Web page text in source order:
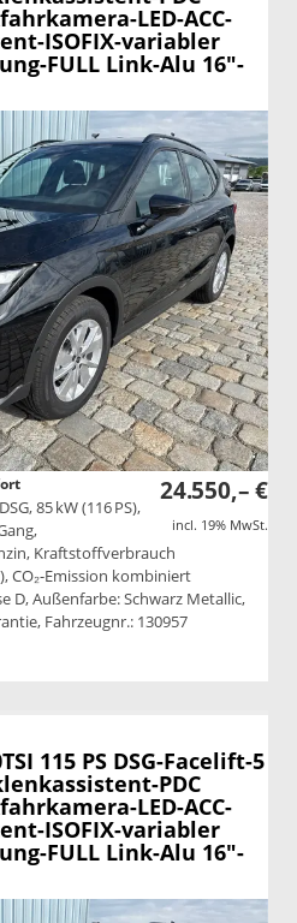
LED-ACC-
ISOFIX-variabler
FULL Link-Alu 16"-
24.550,– €
incl. 19% MwSt.
85 kW (116 PS),
Kraftstoffverbrauch
CO₂-Emission kombiniert
D, Außenfarbe: Schwarz Metallic,
Fahrzeugnr.: 130957
drucken
115 PS DSG-Facelift-5
PDC
LED-ACC-
ISOFIX-variabler
FULL Link-Alu 16"-